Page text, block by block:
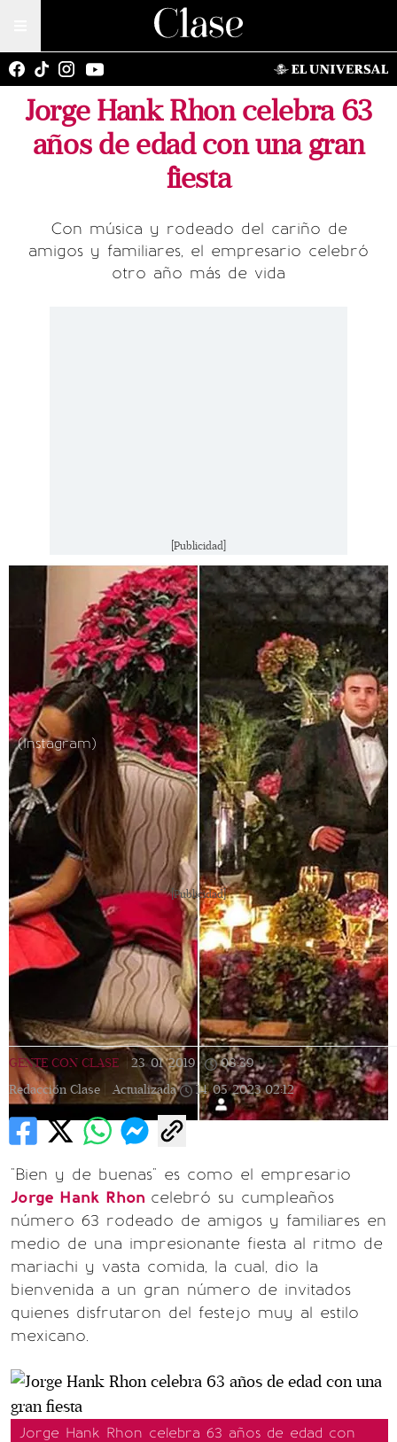
Jorge Hank Rhon celebra 63
años de edad con una gran
fiesta
Con música y rodeado del cariño de
amigos y familiares, el empresario celebró
otro año más de vida
[Publicidad]
(Instagram)
[Publicidad]
GENTE CON CLASE 23/01/2019 | 08:39 |
Redacción Clase |
Actualizada 14/05/2023 02:12
"Bien y de buenas" es como el empresario
Jorge Hank Rhon celebró su cumpleaños
número 63 rodeado de amigos y familiares en
medio de una impresionante fiesta al ritmo de
mariachi y vasta comida, la cual, dio la
bienvenida a un gran número de invitados
quienes disfrutaron del festejo muy al estilo
mexicano.
Jorge Hank Rhon celebra 63 años de edad con